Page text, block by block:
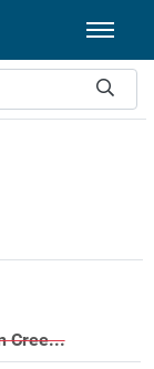
Cree...